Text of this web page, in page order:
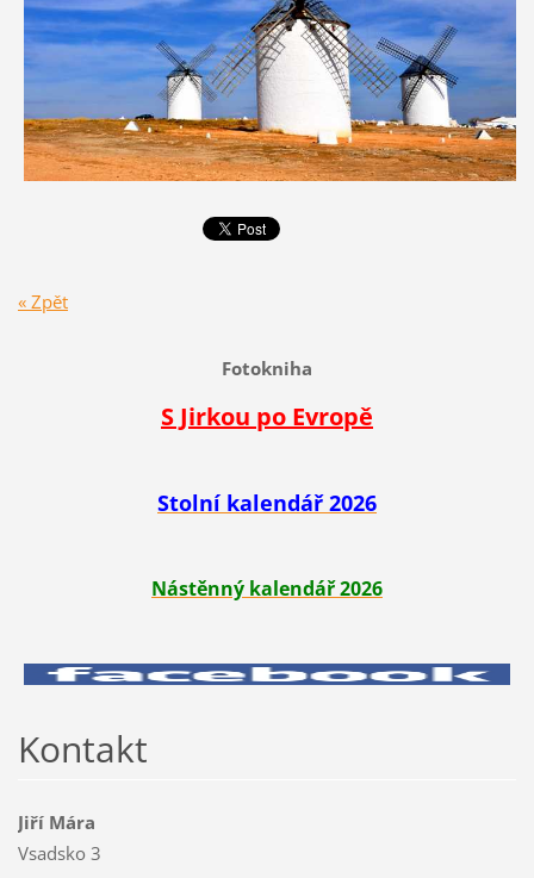
« Zpět
Fotokniha
S Jirkou po Evropě
Stolní kalendář 2026
Nástěnný kalendář 2026
Kontakt
Jiří Mára
Vsadsko 3